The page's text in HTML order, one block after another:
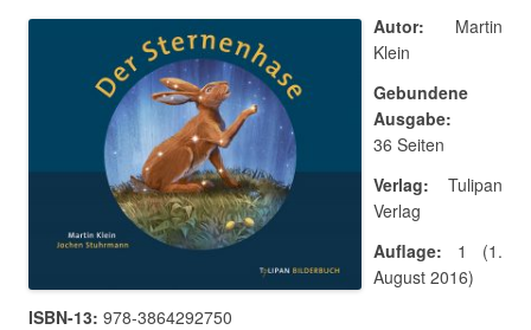
Autor: Martin
Klein
Gebundene
Ausgabe:
36 Seiten
Verlag: Tulipan
Verlag
Auflage: 1 (1.
August 2016)
ISBN-13: 978-3864292750